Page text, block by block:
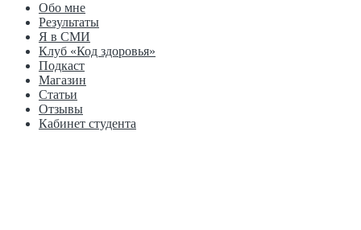
Обо мне
Результаты
Я в СМИ
Клуб «Код здоровья»
Подкаст
Магазин
Статьи
Отзывы
Кабинет студента